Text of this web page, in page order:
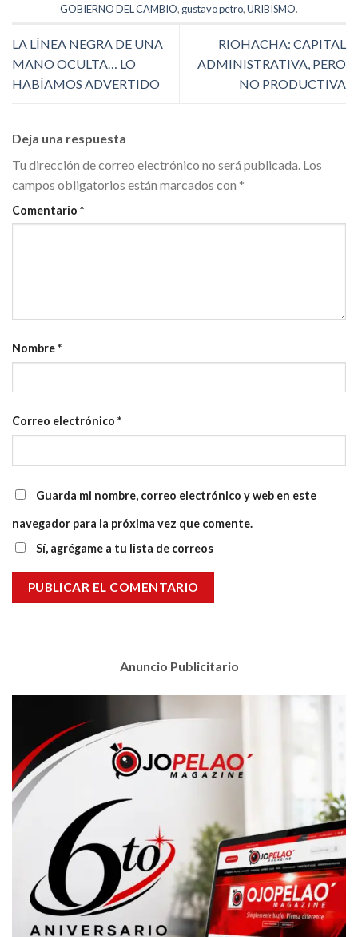
GOBIERNO DEL CAMBIO, gustavo petro,URIBISMO.
LA LÍNEA NEGRA DE UNA
MANO OCULTA… LO
HABÍAMOS ADVERTIDO
RIOHACHA: CAPITAL
ADMINISTRATIVA, PERO
NO PRODUCTIVA
Deja una respuesta
Tu dirección de correo electrónico no será publicada. Los
campos obligatorios están marcados con *
Comentario *
Nombre*
Correo electrónico *
Guarda mi nombre, correo electrónico y web en este
navegador para la próxima vez que comente.
Sí, agrégame a tu lista de correos
Anuncio Publicitario